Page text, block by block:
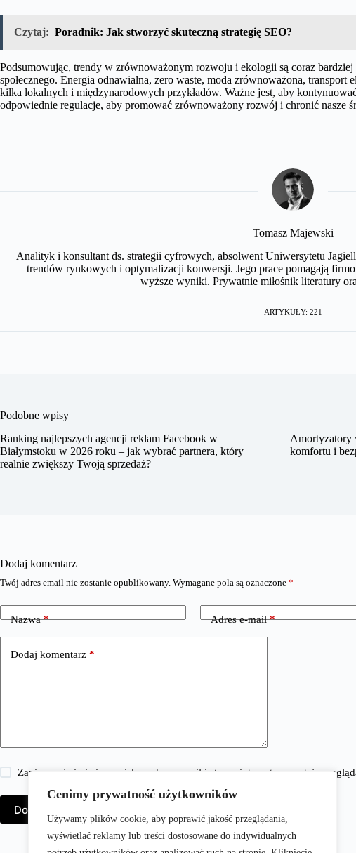
Cenimy prywatność użytkowników
Używamy plików cookie, aby poprawić jakość przeglądania,
wyświetlać reklamy lub treści dostosowane do indywidualnych
Czytaj: Poradnik: Jak stworzyć skuteczną strategię SEO?
Podsumowując, trendy w zrównoważonym rozwoju i ekologii są coraz
społecznego. Energia odnawialna, zero waste, moda zrównoważona,
kilka lokalnych i międzynarodowych przykładów. Ważne jest, aby
odpowiednie regulacje, aby promować zrównoważony rozwój i chronić nasze
Tomasz Majewski
Analityk i konsultant ds. strategii cyfrowych, absolwent Uniwersytetu
trendów rynkowych i optymalizacji konwersji. Jego prace pomagają
wyższe wyniki. Prywatnie miłośnik literatury
ARTYKUŁY: 221
Podobne wpisy
Ranking najlepszych agencji reklam Facebook w
Białymstoku w 2026 roku – jak wybrać partnera, który
realnie zwiększy Twoją sprzedaż?
Amortyzatory
komfortu i
Dodaj komentarz
Twój adres email nie zostanie opublikowany. Wymagane pola są oznaczone *
Nazwa* Adres e-mail*
Dodaj komentarz *
Zapisz moje imię i nazwisko, adres e-mail i stronę internetową w tej
Dodaj komentarz